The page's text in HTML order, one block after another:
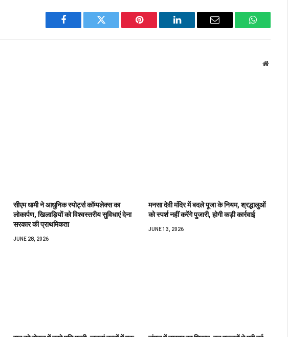
Facebook Twitter Pinterest LinkedIn Email WhatsApp
Website
सीएम धामी ने आधुनिक स्पोर्ट्स कॉम्पलेक्स का
लोकार्पण, खिलाड़ियों को विश्वस्तरीय सुविधाएं देना
सरकार की प्राथमिकता
JUNE 28, 2026
मनसा देवी मंदिर में बदले पूजा के नियम, श्रद्धालुओं
को स्पर्श नहीं करेंगे पुजारी, होगी कड़ी कार्रवाई
JUNE 13, 2026